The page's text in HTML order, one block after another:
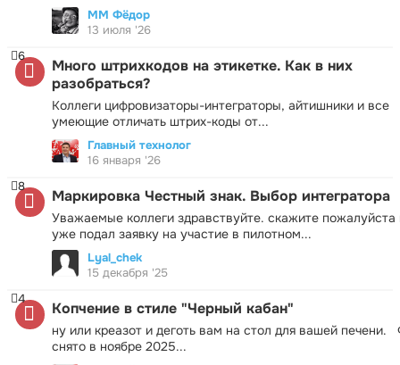
ММ Фёдор
13 июля '26
Много штрихкодов на этикетке. Как в них
разобраться?
Коллеги цифровизаторы-интеграторы, айтишники и все
умеющие отличать штрих-коды от...
6
Главный технолог
16 января '26
Маркировка Честный знак. Выбор интегратора
Уважаемые коллеги здравствуйте. скажите пожалуйста
уже подал заявку на участие в пилотном...
8
Lyal_chek
15 декабря '25
Копчение в стиле "Черный кабан"
ну или креазот и деготь вам на стол для вашей печени.
снято в ноябре 2025...
4